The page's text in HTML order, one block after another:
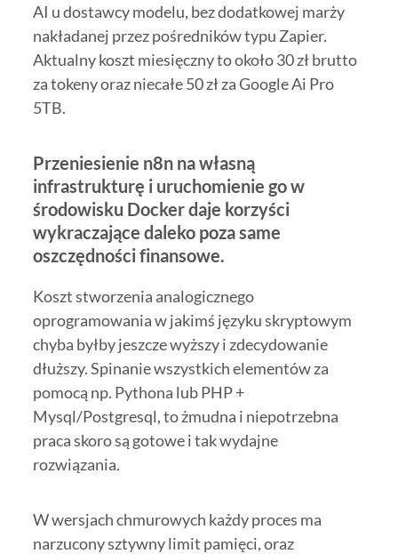
AI u dostawcy modelu, bez dodatkowej marży
nakładanej przez pośredników typu Zapier.
Aktualny koszt miesięczny to około 30 zł brutto
za tokeny oraz niecałe 50 zł za Google Ai Pro
5TB.
Przeniesienie n8n na własną
infrastrukturę i uruchomienie go w
środowisku Docker daje korzyści
wykraczające daleko poza same
oszczędności finansowe.
Koszt stworzenia analogicznego
oprogramowania w jakimś języku skryptowym
chyba byłby jeszcze wyższy i zdecydowanie
dłuższy. Spinanie wszystkich elementów za
pomocą np. Pythona lub PHP +
Mysql/Postgresql, to żmudna i niepotrzebna
praca skoro są gotowe i tak wydajne
rozwiązania.
W wersjach chmurowych każdy proces ma
narzucony sztywny limit pamięci, oraz